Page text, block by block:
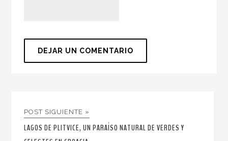
POST SIGUIENTE »
LAGOS DE PLITVICE, UN PARAÍSO NATURAL DE VERDES Y